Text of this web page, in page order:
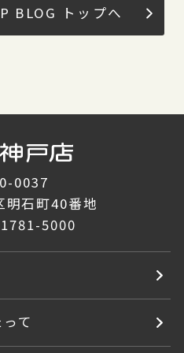
BLOG トップへ
0037
明石町40番地
5000
て